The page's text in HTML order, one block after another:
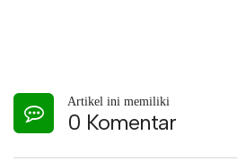
Artikel ini memiliki
0 Komentar